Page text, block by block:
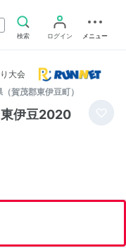
検索
ログイン メニュー
大会
賀茂郡東伊豆町）
伊豆2020